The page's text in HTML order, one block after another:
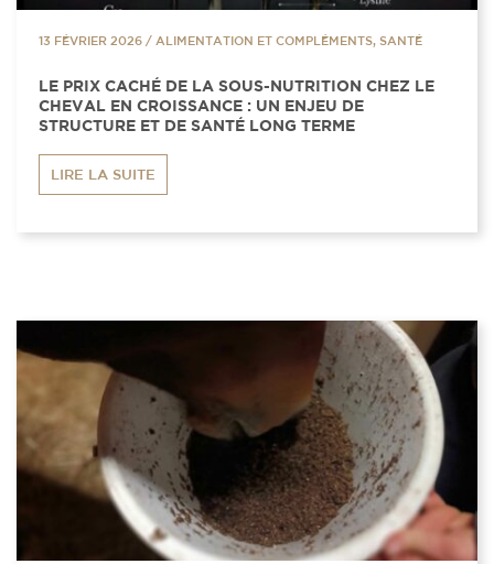
13 FÉVRIER 2026 / ALIMENTATION ET COMPLÉMENTS, SANTÉ
LE PRIX CACHÉ DE LA SOUS-NUTRITION CHEZ LE
CHEVAL EN CROISSANCE : UN ENJEU DE
STRUCTURE ET DE SANTÉ LONG TERME
LIRE LA SUITE